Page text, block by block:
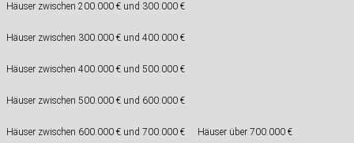
Häuser zwischen 200.000 € und 300.000 €
Häuser zwischen 300.000 € und 400.000 €
Häuser zwischen 400.000 € und 500.000 €
Häuser zwischen 500.000 € und 600.000 €
Häuser zwischen 600.000 € und 700.000 € Häuser über 700.000 €